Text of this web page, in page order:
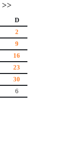
>>
D
2
9
16
23
30
6